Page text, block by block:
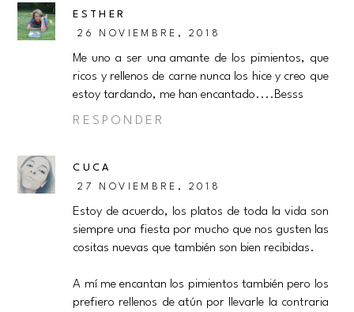
ESTHER
26 NOVIEMBRE, 2018
Me uno a ser una amante de los pimientos, que
ricos y rellenos de carne nunca los hice y creo que
estoy tardando, me han encantado....Besss
RESPONDER
CUCA
27 NOVIEMBRE, 2018
Estoy de acuerdo, los platos de toda la vida son
siempre una fiesta por mucho que nos gusten las
cositas nuevas que también son bien recibidas.
A mí me encantan los pimientos también pero los
prefiero rellenos de atún por llevarle la contraria